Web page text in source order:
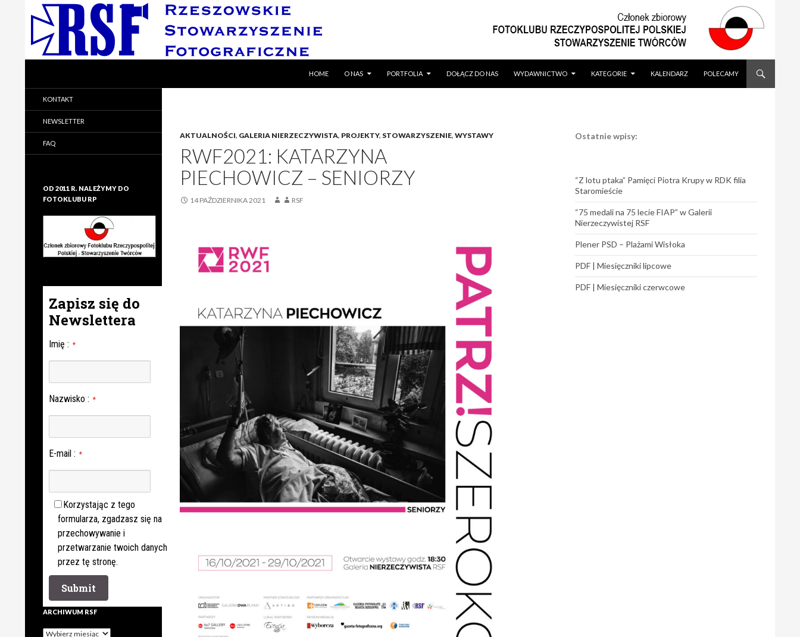
HOME
O NAS PORTFOLIA DOŁĄCZ DO NAS WYDAWNICTWO KATEGORIE KALENDARZ POLECAMY
AKTUALNOŚCI, GALERIA NIERZECZYWISTA, PROJEKTY, STOWARZYSZENIE, WYSTAWY
RWF2021: KATARZYNA
PIECHOWICZ – SENIORZY
14 PAŹDZIERNIKA 2021 RSF
Ostatnie wpisy:
“Z lotu ptaka” Pamięci Piotra Krupy w RDK filia
Staromieście
“75 medali na 75 lecie FIAP” w Galerii
Nierzeczywistej RSF
Plener PSD – Plażami Wisłoka
PDF | Miesięczniki lipcowe
PDF | Miesięczniki czerwcowe
Rzeszowskie Stowarzyszenie
Fotograficzne
KONTAKT
NEWSLETTER
FAQ
OD 2011 R. NALEŻYMY DO
FOTOKLUBU RP
Zapisz się do
Newslettera
Imię : *
Nazwisko : *
E-mail : *
Korzystając z tego
formularza, zgadzasz się na
przechowywanie i
przetwarzanie twoich danych
przez tę stronę.
ARCHIWUM RSF
Archiwum